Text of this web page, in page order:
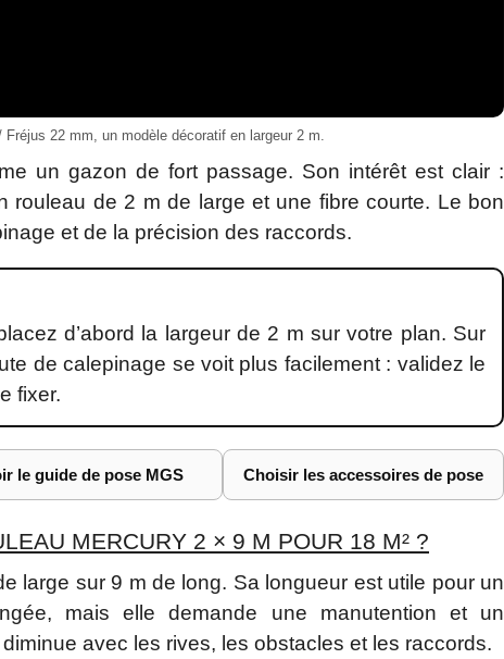
22 mm, un modèle décoratif en largeur 2 m.
un gazon de fort passage. Son intérêt est clair :
rouleau de 2 m de large et une fibre courte. Le bon
et de la précision des raccords.
d’abord la largeur de 2 m sur votre plan. Sur
de calepinage se voit plus facilement : validez le
fixer.
le guide de pose MGS Choisir les accessoires de pose
MERCURY 2 × 9 M POUR 18 M² ?
large sur 9 m de long. Sa longueur est utile pour un
mais elle demande une manutention et un
avec les rives, les obstacles et les raccords.